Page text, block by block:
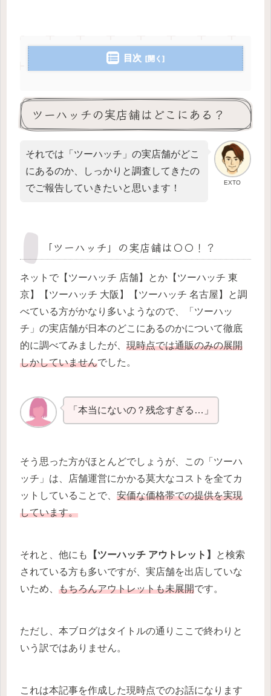
目次
ツーハッチの実店舗はどこにある？
EXTO
それでは「ツーハッチ」の実店舗がどこ
にあるのか、しっかりと調査してきたの
でご報告していきたいと思います！
「ツーハッチ」の実店舗は〇〇！？
ネットで【ツーハッチ 店舗】とか【ツーハッチ 東
京】【ツーハッチ 大阪】【ツーハッチ 名古屋】と調
べている方がかなり多いようなので、「ツーハッ
チ」の実店舗が日本のどこにあるのかについて徹底
的に調べてみましたが、 現時点では通販のみの展開
しかしていませんでした。
「本当にないの？残念すぎる…」
そう思った方がほとんどでしょうが、この「ツーハ
ッチ」は、店舗運営にかかる莫大なコストを全てカ
ットしていることで、 安価な価格帯での提供を実現
しています。
それと、他にも 【ツーハッチ アウトレット】
と検索
されている方も多いですが、実店舗を出店していな
いため、 もちろんアウトレットも未展開です。
ただし、本ブログはタイトルの通りここで終わりと
いう訳ではありません。
これは本記事を作成した現時点でのお話になります